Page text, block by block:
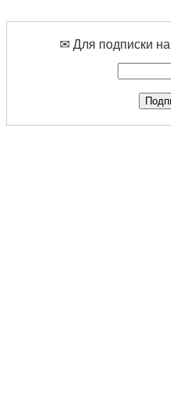
✉ Для подписки на